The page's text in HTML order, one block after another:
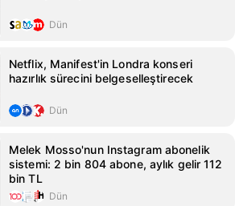
Dün
Netflix, Manifest'in Londra konseri
hazırlık sürecini belgeselleştirecek
Dün
Melek Mosso'nun Instagram abonelik
sistemi: 2 bin 804 abone, aylık gelir 112
bin TL
Dün